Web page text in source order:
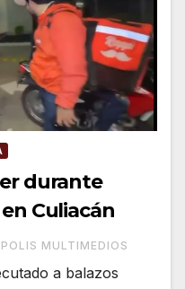
durante
Culiacán
MULTIMEDIOS
a balazos